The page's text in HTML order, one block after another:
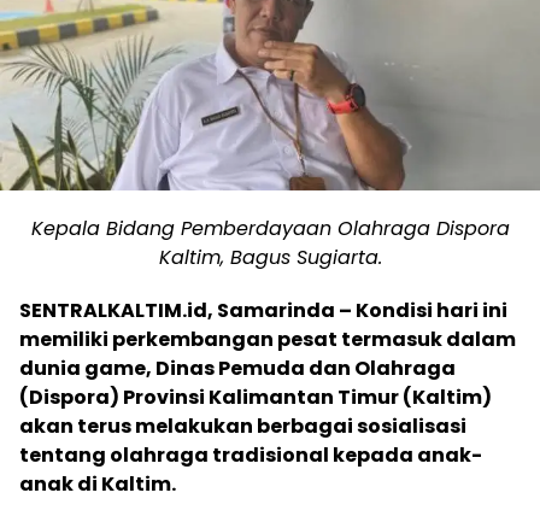
Kepala Bidang Pemberdayaan Olahraga Dispora
Kaltim, Bagus Sugiarta.
SENTRALKALTIM.id, Samarinda – Kondisi hari ini
memiliki perkembangan pesat termasuk dalam
dunia game, Dinas Pemuda dan Olahraga
(Dispora) Provinsi Kalimantan Timur (Kaltim)
akan terus melakukan berbagai sosialisasi
tentang olahraga tradisional kepada anak-
anak di Kaltim.